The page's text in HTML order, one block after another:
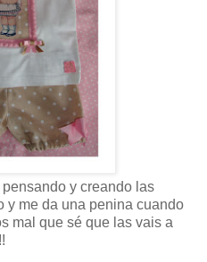
y creando las
y me da una penina cuando
mal que sé que las vais a